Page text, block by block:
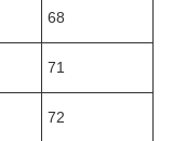
68
71
72